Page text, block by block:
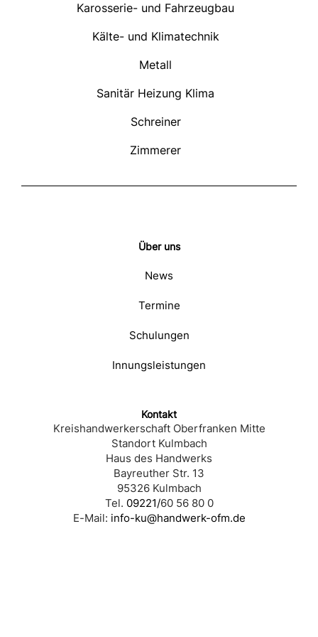
Karosserie- und Fahrzeugbau
Kälte- und Klimatechnik
Metall
Sanitär Heizung Klima
Schreiner
Zimmerer
Über uns
News
Termine
Schulungen
Innungsleistungen
Kontakt
Kreishandwerkerschaft Oberfranken Mitte
Standort Kulmbach
Haus des Handwerks
Bayreuther Str. 13
95326 Kulmbach
Tel. 09221/60 56 80 0
E-Mail: info-ku@handwerk-ofm.de